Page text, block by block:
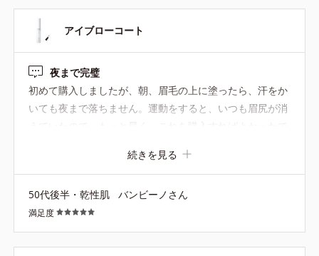
アイブローコート
夜まで完璧
初めて購入しましたが、朝、眉毛の上に塗ったら、汗をか
いても夜まで落ちません。運動をすると、いつも眉尻が消
続きを見る
50代後半・乾性肌 バンビーノさん
満足度